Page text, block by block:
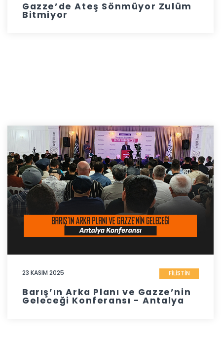
Gazze’de Ateş Sönmüyor Zulüm
Bitmiyor
23 KASIM 2025 FİLİSTİN
Barış’ın Arka Planı ve Gazze’nin
Geleceği Konferansı - Antalya